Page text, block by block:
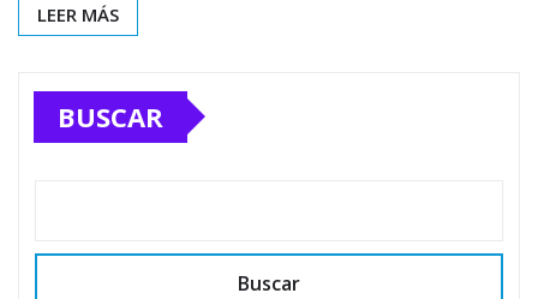
LEER MÁS
BUSCAR
Buscar